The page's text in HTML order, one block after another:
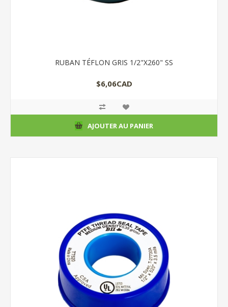
RUBAN TÉFLON GRIS 1/2"X260" SS
$6,06CAD
AJOUTER AU PANIER